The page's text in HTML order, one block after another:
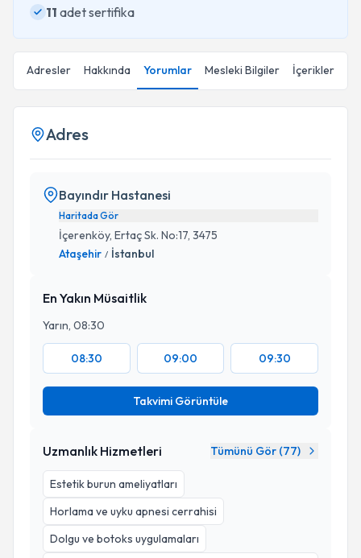
11 adet sertifika
Adresler Hakkında Yorumlar Mesleki Bilgiler İçerikler
Adres
Bayındır Hastanesi
Haritada Gör
İçerenköy, Ertaç Sk. No:17, 3475
Ataşehir / İstanbul
En Yakın Müsaitlik
Yarın, 08:30
08:30 09:00 09:30
Takvimi Görüntüle
Uzmanlık Hizmetleri Tümünü Gör (77)
Estetik burun ameliyatları
Horlama ve uyku apnesi cerrahisi
Dolgu ve botoks uygulamaları